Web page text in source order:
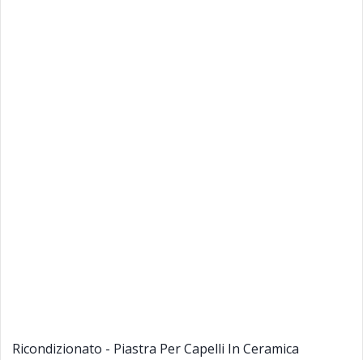
Ricondizionato - Piastra Per Capelli In Ceramica